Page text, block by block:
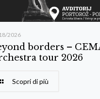
2026
borders –
tour 2026
Scopri di più